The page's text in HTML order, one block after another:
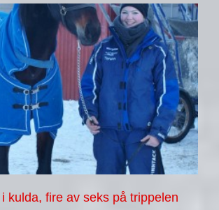
kulda, fire av seks på trippelen